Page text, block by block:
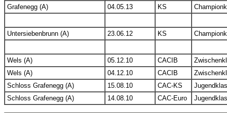
Grafenegg (A) 04.05.13 KS
Untersiebenbrunn (A) 23.06.12 KS
Wels (A) 05.12.10 CACIB
Wels (A)
04.12.10 CACIB
Schloss Grafenegg (A)
15.08.10 CAC-KS
Schloss Grafenegg (A)
14.08.10 CAC-Euro